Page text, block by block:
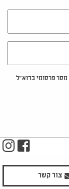
פרסומי בדוא"ל
צור קשר